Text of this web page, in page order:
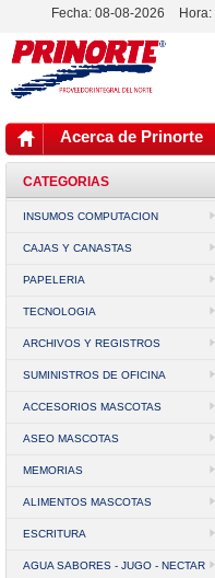
Fecha: 08-08-2026 Hora:
Acerca de Prinorte
CATEGORIAS
INSUMOS COMPUTACION
CAJAS Y CANASTAS
PAPELERIA
TECNOLOGIA
ARCHIVOS Y REGISTROS
SUMINISTROS DE OFICINA
ACCESORIOS MASCOTAS
ASEO MASCOTAS
MEMORIAS
ALIMENTOS MASCOTAS
ESCRITURA
AGUA SABORES - JUGO - NECTAR